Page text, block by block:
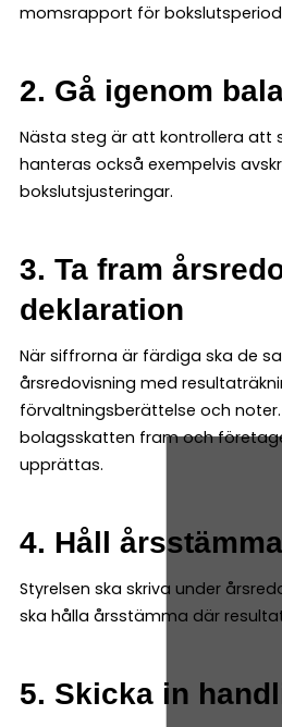
momsrapport för
2. Gå igenom
Nästa steg är att kontrollera att
hanteras också exempelvis
bokslutsjusteringar.
3. Ta fram
deklaration
När siffrorna är färdiga ska de
årsredovisning med
förvaltningsberättelse och
bolagsskatten fram och
upprättas.
4. Håll årsstämma
Styrelsen ska skriva under
ska hålla årsstämma där
5. Skicka in